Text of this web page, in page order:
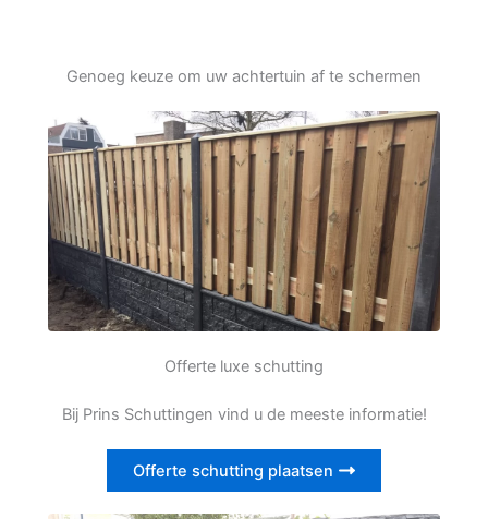
Genoeg keuze om uw achtertuin af te schermen
Offerte luxe schutting
Bij Prins Schuttingen vind u de meeste informatie!
Offerte schutting plaatsen